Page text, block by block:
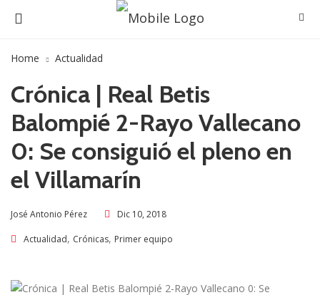
Home Actualidad
Crónica | Real Betis
Balompié 2-Rayo Vallecano
0: Se consiguió el pleno en
el Villamarí­n
José Antonio Pérez Dic 10, 2018
Actualidad, Crónicas, Primer equipo